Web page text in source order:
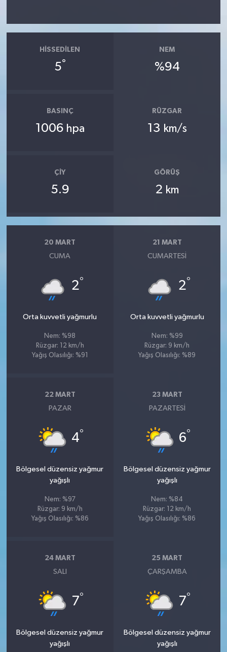
HISSEDILEN
5°
NEM
%94
BASINÇ
1006 hpa
RÜZGAR
13 km/s
ÇIY
5.9
GÖRÜŞ
2 km
20 MART
CUMA
2°
Orta kuvvetli yağmurlu
Nem: %98
Rüzgar: 12 km/h
Yağış Olasılığı: %91
21 MART
CUMARTESI
2°
Orta kuvvetli yağmurlu
Nem: %99
Rüzgar: 9 km/h
Yağış Olasılığı: %89
22 MART
PAZAR
4°
Bölgesel düzensiz yağmur
yağışlı
Nem: %97
Rüzgar: 9 km/h
Yağış Olasılığı: %86
23 MART
PAZARTESI
6°
Bölgesel düzensiz yağmur
yağışlı
Nem: %84
Rüzgar: 12 km/h
Yağış Olasılığı: %86
24 MART
SALI
7°
Bölgesel düzensiz yağmur
yağışlı
25 MART
ÇARŞAMBA
7°
Bölgesel düzensiz yağmur
yağışlı